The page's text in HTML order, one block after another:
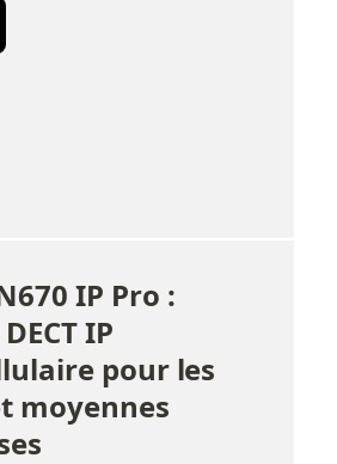
IP Pro :
IP
pour les
moyennes